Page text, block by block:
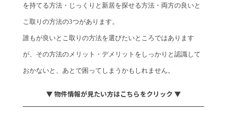
を持てる方法・じっくりと新居を探せる方法・両方の良いと
こ取りの方法の3つがあります。
誰もが良いとこ取りの方法を選びたいところではあります
が、その方法のメリット・デメリットをしっかりと認識して
おかないと、あとで困ってしまうかもしれません。
▼ 物件情報が見たい方はこちらをクリック ▼